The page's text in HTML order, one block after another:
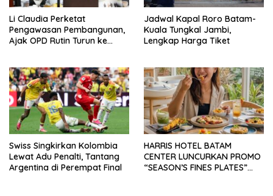
Li Claudia Perketat
Pengawasan Pembangunan,
Ajak OPD Rutin Turun ke
Jadwal Kapal Roro Batam-
Kuala Tungkal Jambi,
Lengkap Harga Tiket
Swiss Singkirkan Kolombia
Lewat Adu Penalti, Tantang
Argentina di Perempat Final
HARRIS HOTEL BATAM
CENTER LUNCURKAN PROMO
“SEASON’S FINES PLATES”